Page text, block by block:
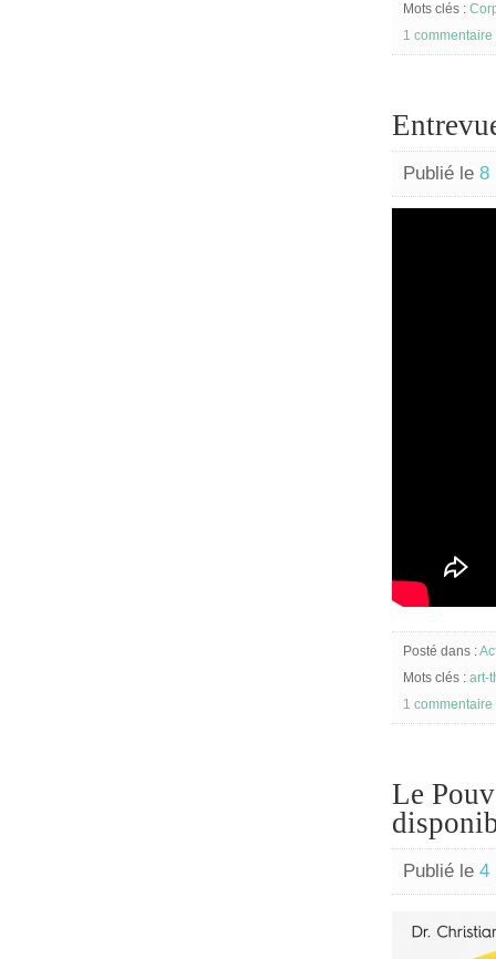
Mots clés :
1 commentaire
Publié le 8
Posté dans :
Mots clés : art-
1 commentaire
Le
Publié le 4